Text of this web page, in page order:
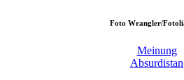
Foto Wrangler/
Meinung
Absurdistan